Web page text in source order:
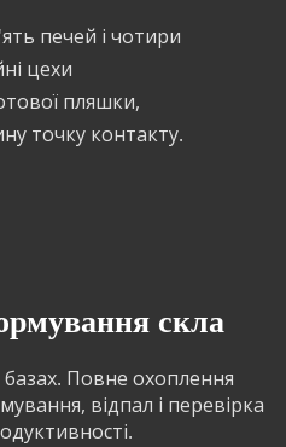
печей і чотири
цехи
пляшки,
точку контакту.
скла
Повне охоплення
відпал і перевірка